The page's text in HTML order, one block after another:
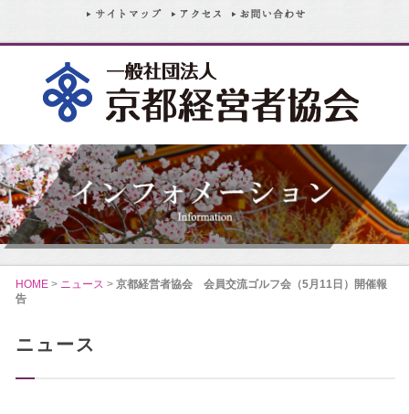
HOME > ニュース > 京都経営者協会 会員交流ゴルフ会（5月11日）開催報
告
ニュース